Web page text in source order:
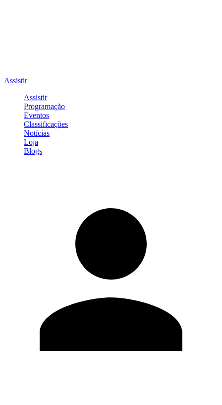
Assistir
Assistir
Programação
Eventos
Classificações
Notícias
Loja
Blogs